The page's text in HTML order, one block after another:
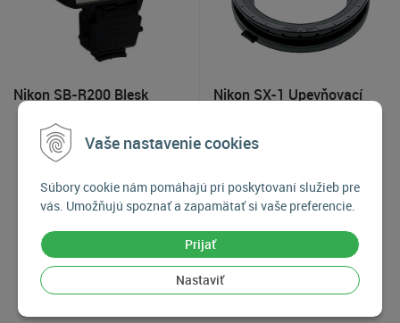
Vaše nastavenie cookies
Súbory cookie nám pomáhajú pri poskytovaní služieb pre
vás. Umožňujú spoznať a zapamätať si vaše preferencie.
Prijať
Nastaviť
Nikon SB-R200 Blesk
Na objednávku
Nikon SX-1 Upevňovací
Na objednávku